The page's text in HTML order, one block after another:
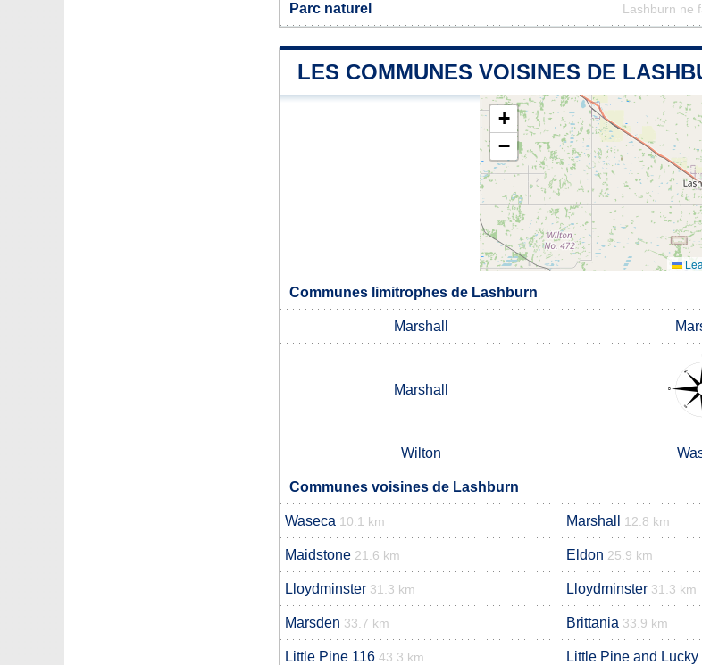
Parc naturel Lashburn ne
LES COMMUNES VOISINES DE
+
−
Communes limitrophes de Lashburn
Marshall
Marshall
Wilton
Communes voisines de Lashburn
Waseca 10.1 km Marshall 12.8 km
Maidstone 21.6 km Eldon 25.9 km
Lloydminster 31.3 km Lloydminster 31.3 km
Marsden 33.7 km Brittania 33.9 km
Little Pine 116 43.3 km Little Pine and Lucky